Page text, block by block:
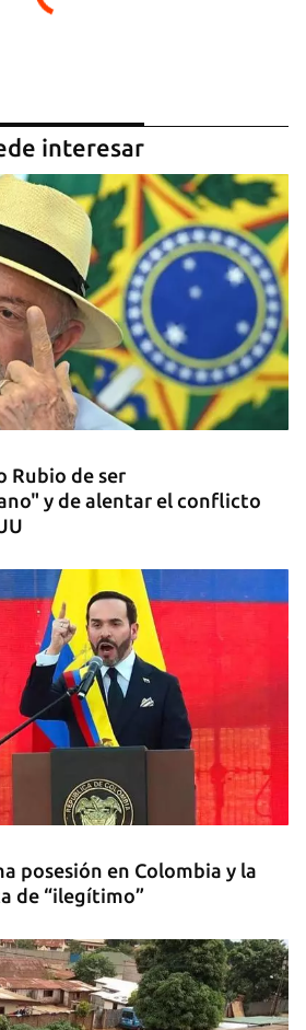
SESIÓN
interesar
Rubio de ser
y de alentar el conflicto
posesión en Colombia y la
de “ilegítimo”